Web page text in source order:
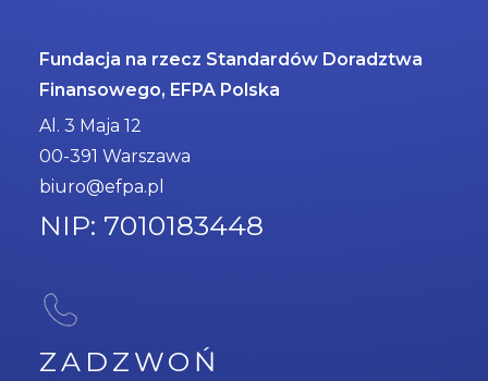
Fundacja na rzecz Standardów Doradztwa
Finansowego, EFPA Polska
Al. 3 Maja 12
00-391 Warszawa
biuro@efpa.pl
NIP: 7010183448
ZADZWOŃ